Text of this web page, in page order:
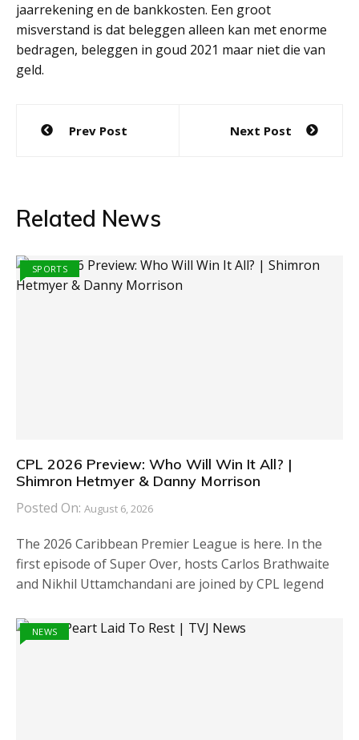
jaarrekening en de bankkosten. Een groot
misverstand is dat beleggen alleen kan met enorme
bedragen, beleggen in goud 2021 maar niet die van
geld.
Post
navigation
Prev Post Next Post
Related News
SPORTS
CPL 2026 Preview: Who Will Win It All? |
Shimron Hetmyer & Danny Morrison
Posted On: August 6, 2026
The 2026 Caribbean Premier League is here. In the
first episode of Super Over, hosts Carlos Brathwaite
and Nikhil Uttamchandani are joined by CPL legend
NEWS